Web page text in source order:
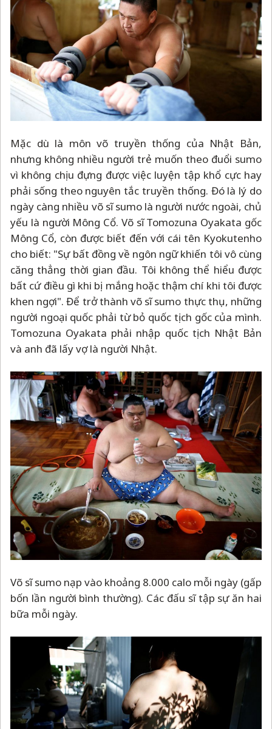
Mặc dù là môn võ truyền thống của Nhật Bản,
nhưng không nhiều người trẻ muốn theo đuổi sumo
vì không chịu đựng được việc luyện tập khổ cực hay
phải sống theo nguyên tắc truyền thống. Đó là lý do
ngày càng nhiều võ sĩ sumo là người nước ngoài, chủ
yếu là người Mông Cổ. Võ sĩ Tomozuna Oyakata gốc
Mông Cổ, còn được biết đến với cái tên Kyokutenho
cho biết: "Sự bất đồng về ngôn ngữ khiến tôi vô cùng
căng thẳng thời gian đầu. Tôi không thể hiểu được
bất cứ điều gì khi bị mắng hoặc thậm chí khi tôi được
khen ngợi". Để trở thành võ sĩ sumo thực thụ, những
người ngoại quốc phải từ bỏ quốc tịch gốc của mình.
Tomozuna Oyakata phải nhập quốc tịch Nhật Bản
và anh đã lấy vợ là người Nhật.
Võ sĩ sumo nạp vào khoảng 8.000 calo mỗi ngày (gấp
bốn lần người bình thường). Các đấu sĩ tập sự ăn hai
bữa mỗi ngày.